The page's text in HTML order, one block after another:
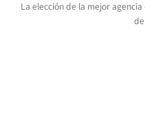
La elección de la mejor